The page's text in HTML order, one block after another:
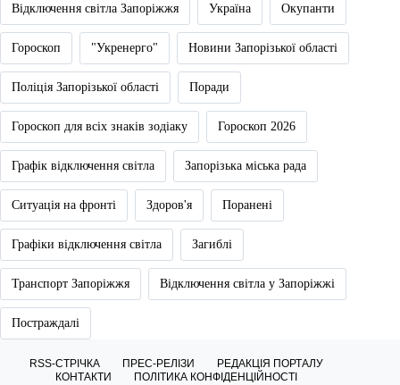
Відключення світла Запоріжжя Україна Окупанти
Гороскоп "Укренерго" Новини Запорізької області
Поліція Запорізької області Поради
Гороскоп для всіх знаків зодіаку Гороскоп 2026
Графік відключення світла Запорізька міська рада
Ситуація на фронті Здоров'я Поранені
Графіки відключення світла Загиблі
Транспорт Запоріжжя Відключення світла у Запоріжжі
Постраждалі
RSS-СТРІЧКА ПРЕС-РЕЛІЗИ
РЕДАКЦІЯ ПОРТАЛУ
КОНТАКТИ
ПОЛІТИКА КОНФІДЕНЦІЙНОСТІ